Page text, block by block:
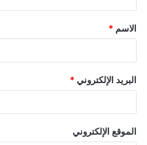
الاسم *
البريد الإلكتروني *
الموقع الإلكتروني